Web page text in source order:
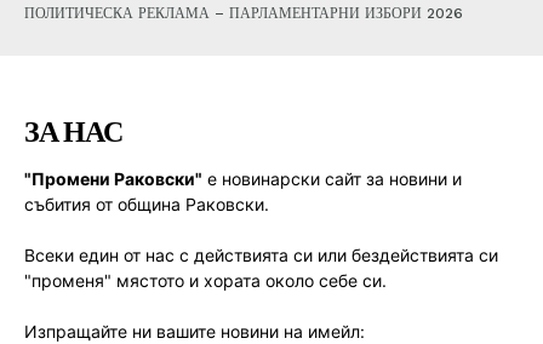
ПОЛИТИЧЕСКА РЕКЛАМА – ПАРЛАМЕНТАРНИ ИЗБОРИ 2026
ЗА НАС
"Промени Раковски" е новинарски сайт за новини и
събития от община Раковски.
Всеки един от нас с действията си или бездействията си
"променя" мястото и хората около себе си.
Изпращайте ни вашите новини на имейл: